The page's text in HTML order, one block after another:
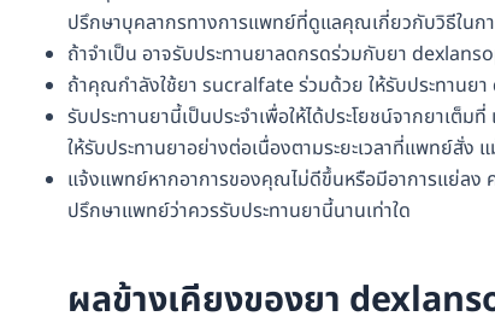
ปรึกษาบุคลากรทางการแพทย์ที่ดูแลคุณเกี่ยวกับวิธีในก
ถ้าจำเป็น อาจรับประทานยาลดกรดร่วมกับยา
ถ้าคุณกำลังใช้ยา sucralfate ร่วมด้วย ให้รับประทาน
รับประทานยานี้เป็นประจำเพื่อให้ได้ประโยชน์จากยาเต็ม
ให้รับประทานยาอย่างต่อเนื่องตามระยะเวลาที่แพทย์สั่ง
แจ้งแพทย์หากอาการของคุณไม่ดีขึ้นหรือมีอาการแย่ลง
ปรึกษาแพทย์ว่าควรรับประทานยานี้นานเท่าใด
ผลข้างเคียงของยา